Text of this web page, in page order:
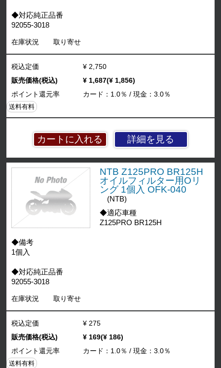
◆対応純正品番
92055-3018
在庫状況 取り寄せ
詳細を見る
税込定価
¥ 2,750
販売価格(税込)
¥ 1,687(¥ 1,856)
ポイント還元率
カード：1.0％ / 現金：3.0％
送料有料
NTB Z125PRO BR125H
オイルフィルター用Oリ
ング 1個入 OFK-040
(NTB)
◆適応車種
Z125PRO BR125H
◆備考
1個入
◆対応純正品番
92055-3018
在庫状況 取り寄せ
税込定価
¥ 275
販売価格(税込)
¥ 169(¥ 186)
ポイント還元率
カード：1.0％ / 現金：3.0％
送料有料